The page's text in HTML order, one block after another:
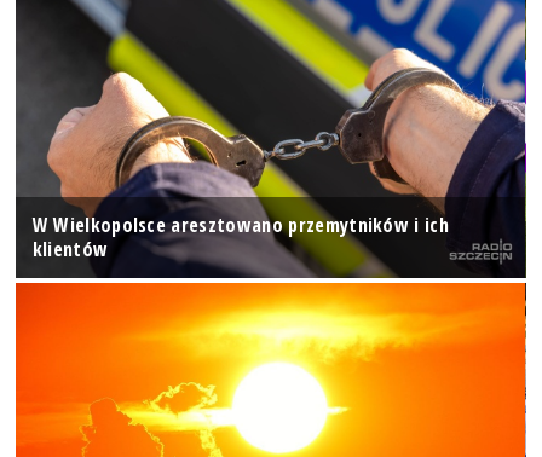
W Wielkopolsce aresztowano przemytników i ich
klientów